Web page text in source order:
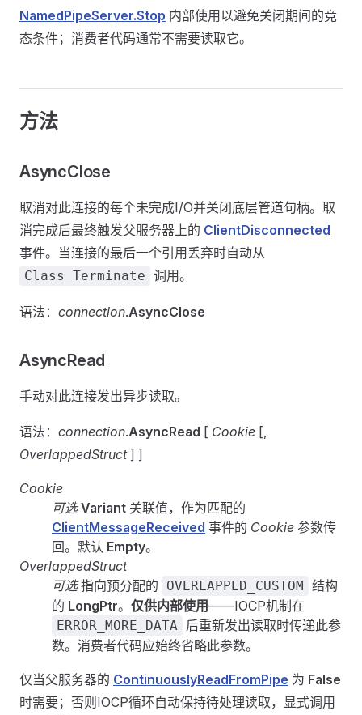
NamedPipeServer.Stop 内部使用以避免关闭期间的竞
态条件；消费者代码通常不需要读取它。
方法
AsyncClose
取消对此连接的每个未完成I/O并关闭底层管道句柄。取
消完成后最终触发父服务器上的 ClientDisconnected
事件。当连接的最后一个引用丢弃时自动从
Class_Terminate 调用。
语法： connection.AsyncClose
AsyncRead
手动对此连接发出异步读取。
语法： connection.AsyncRead [ Cookie [,
OverlappedStruct] ]
Cookie
可选 Variant 关联值，作为匹配的
ClientMessageReceived 事件的 Cookie 参数传
回。默认 Empty。
OverlappedStruct
可选指向预分配的 OVERLAPPED_CUSTOM 结构
的 LongPtr。 仅供内部使用——IOCP机制在
ERROR_MORE_DATA 后重新发出读取时传递此参
数。消费者代码应始终省略此参数。
仅当父服务器的 ContinuouslyReadFromPipe 为 False
时需要；否则IOCP循环自动保持待处理读取，显式调用